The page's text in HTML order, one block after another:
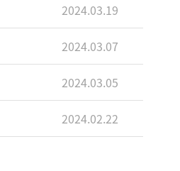
2024.03.19
2024.03.07
2024.03.05
2024.02.22